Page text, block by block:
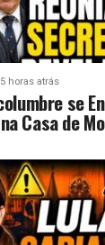
horas atrás
se
Casa de